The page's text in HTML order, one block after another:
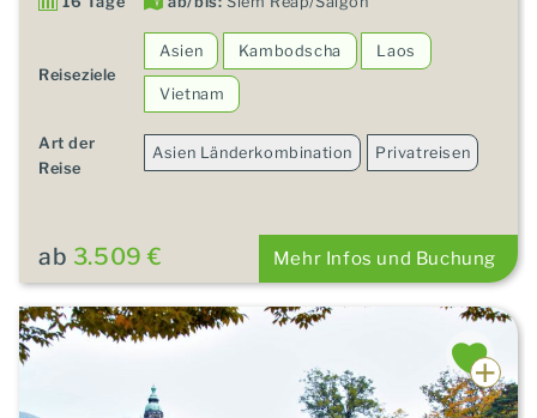
Reiseziele
Asien Kambodscha Laos
Vietnam
Art der
Reise
Asien Länderkombination Privatreisen
ab 3.509 € Mehr Infos und Buchung